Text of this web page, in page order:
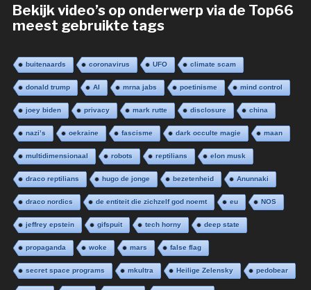
Bekijk video’s op onderwerp via de Top66
meest gebruikte tags
buitenaards coronavirus UFO climate scam
donald trump AI mrna jabs poetinisme mind control
joey biden privacy mark rutte disclosure china
nazi’s oekraine fascisme dark occulte magie maan
multidimensionaal robots reptilians elon musk
draco reptilians hugo de jonge bezetenheid Anunnaki
draco nordics de entiteit die zichzelf god noemt eu NOS
jeffrey epstein gifspuit tech horny deep state
propaganda woke mars false flag
secret space programs mkultra Heilige Zelensky pedobear